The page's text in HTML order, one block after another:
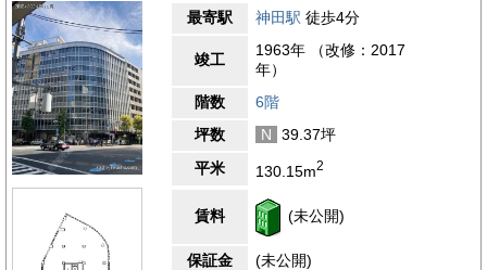
最寄駅 神田駅 徒歩4分
竣工
1963年 （改修：2017
年）
階数
6階
坪数
N
39.37坪
平米
130.15m2
賃料 (未公開)
保証金
(未公開)